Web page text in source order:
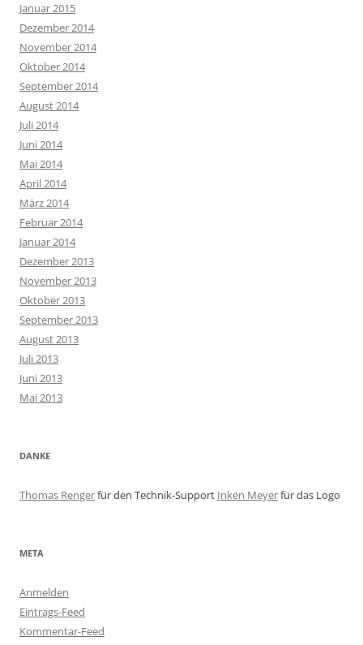
Januar 2015
Dezember 2014
November 2014
Oktober 2014
September 2014
August 2014
Juli 2014
Juni 2014
Mai 2014
April 2014
März 2014
Februar 2014
Januar 2014
Dezember 2013
November 2013
Oktober 2013
September 2013
August 2013
Juli 2013
Juni 2013
Mai 2013
DANKE
Thomas Rengerfür den Technik-Support Inken Meyerfür das Logo
META
Anmelden
Eintrags-Feed
Kommentar-Feed